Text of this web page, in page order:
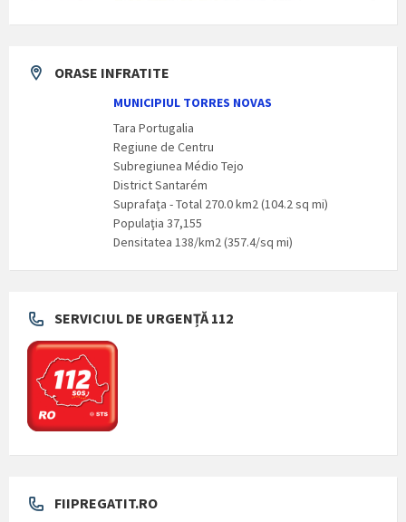
ORASE INFRATITE
MUNICIPIUL TORRES NOVAS
Tara Portugalia
Regiune de Centru
Subregiunea Médio Tejo
District Santarém
Suprafaţa - Total 270.0 km2 (104.2 sq mi)
Populaţia 37,155
Densitatea 138/km2 (357.4/sq mi)
SERVICIUL DE URGENȚĂ 112
FIIPREGATIT.RO